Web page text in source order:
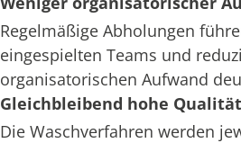
Regelmäßige Abholungen
eingespielten Teams und
organisatorischen Aufwand
Gleichbleibend hohe Qualität
Die Waschverfahren werden